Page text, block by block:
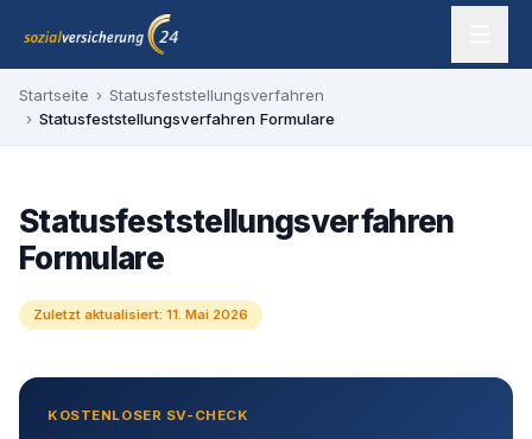
Zum Inhalt springen
sozialversicherung24 — Ihr Experte für SV-Befreiung
Startseite › Statusfeststellungsverfahren
› Statusfeststellungsverfahren Formulare
Statusfeststellungsverfahren
Formulare
Zuletzt aktualisiert: 11. Mai 2026
KOSTENLOSER SV-CHECK